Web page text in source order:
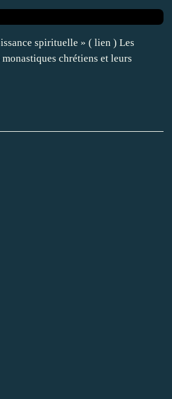
spirituelle » ( lien ) Les
chrétiens et leurs